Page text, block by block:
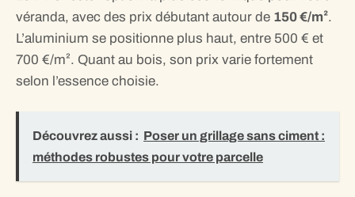
véranda, avec des prix débutant autour de 150 €/m².
L’aluminium se positionne plus haut, entre 500 € et
700 €/m². Quant au bois, son prix varie fortement
selon l’essence choisie.
Découvrez aussi : Poser un grillage sans ciment :
méthodes robustes pour votre parcelle